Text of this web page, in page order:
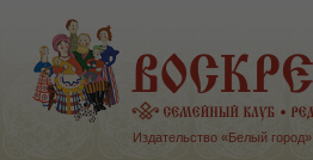
Издательство «Белый город»